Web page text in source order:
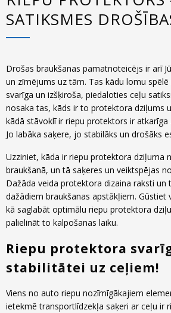
SATIKSMES
Drošas braukšanas pamatnoteicējs ir arī
un zīmējums uz tām. Tas kādu lomu
svarīga un izšķiroša, piedaloties ceļu
nosaka tas, kāds ir to protektora dziļums
kādā stāvoklī ir riepu protektors ir
Jo labāka saķere, jo stabilāks un drošāks
Uzziniet, kāda ir riepu protektora dziļuma
braukšanā, un tā saķeres un veiktspējas
Dažāda veida protektora dizaina raksti un
dažādiem braukšanas apstākļiem. Gūstiet
kā saglabāt optimālu riepu protektora
palielināt to kalpošanas laiku.
Riepu protektora
stabilitātei uz ceļiem!
Viens no auto riepu nozīmīgākajiem
ietekmē transportlīdzekļa saķeri ar ceļu ir